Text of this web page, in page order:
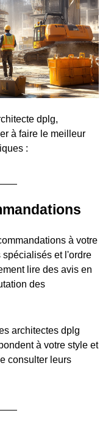
dplg,
à faire le meilleur
:
à votre
et l'ordre
lire des avis en
des
architectes dplg
à votre style et
consulter leurs